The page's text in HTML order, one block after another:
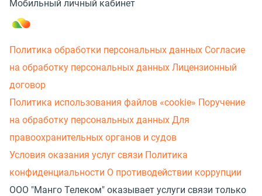
Мобильный личный кабинет
Политика обработки персональных данных Согласие
на обработку персональных данных Лицензионный
договор
Политика использования файлов «cookie» Поручение
на обработку персональных данных Для
правоохранительных органов и судов
Условия оказания услуг связи Политика
конфиденциальности О противодействии коррупции
ООО "Манго Телеком" оказывает услуги связи только